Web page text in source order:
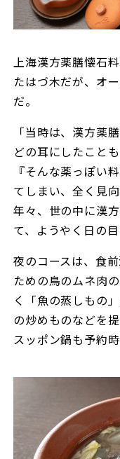
上海漢方薬膳懐石
たはづ木だが、オ
だ。
「当時は、漢方薬
どの耳にしたこと
『そんな薬っぽい
てしまい、全く見
年々、世の中に漢
て、ようやく日の
夜のコースは、食
ための鳥のムネ肉
く「魚の蒸しもの
の炒めものなどを
スッポン鍋も予約